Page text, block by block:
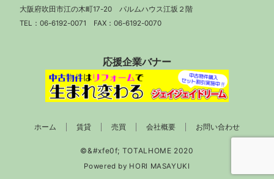
大阪府吹田市江の木町17-20 パルムハウス江坂２階
TEL： 06-6192-0071 FAX：06-6192-0070
応援企業バナー
ホーム 賃貸 売買 会社概要 お問い合わせ
Powered by